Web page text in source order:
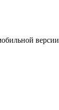
версии